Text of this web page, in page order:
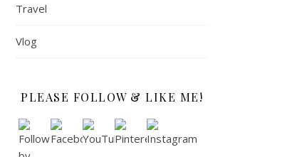
Travel
Vlog
PLEASE FOLLOW & LIKE ME!